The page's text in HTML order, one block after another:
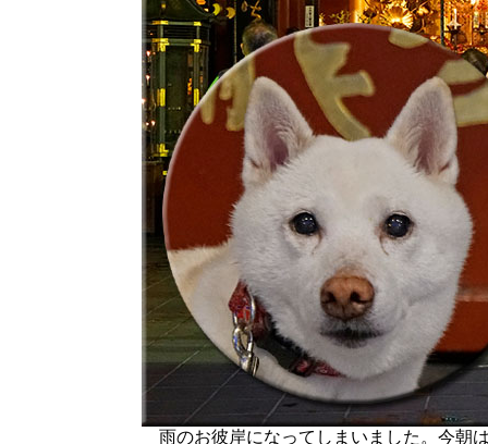
雨のお彼岸になってしまいました。今朝